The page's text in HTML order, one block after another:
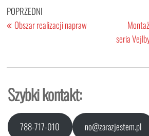
Nawigacja
wpisu
Poprzedni
wpis
POPRZEDNI
Obszar realizacji napraw
seria
Szybki kontakt:
788-717-010 no@zarazjestem.pl